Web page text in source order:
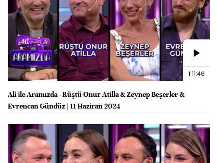
1:11:46
Ali ile Aramızda - Rüştü Onur Atilla & Zeynep Beşerler &
Evrencan Gündüz | 11 Haziran 2024